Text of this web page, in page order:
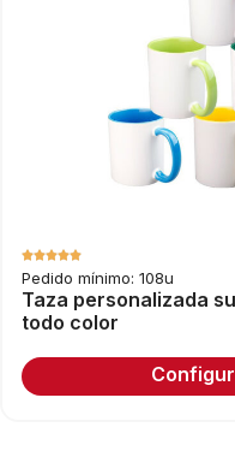
Pedido mínimo: 108u
Taza personalizada
todo color